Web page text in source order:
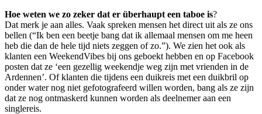
Hoe weten we zo zeker dat er überhaupt een taboe is?
Dat merk je aan alles. Vaak spreken mensen het direct uit als ze ons
bellen (“Ik ben een beetje bang dat ik allemaal mensen om me heen
heb die dan de hele tijd niets zeggen of zo.”). We zien het ook als
klanten een WeekendVibes bij ons geboekt hebben en op Facebook
posten dat ze ‘een gezellig weekendje weg zijn met vrienden in de
Ardennen’. Of klanten die tijdens een duikreis met een duikbril op
onder water nog niet gefotografeerd willen worden, bang als ze zijn
dat ze nog ontmaskerd kunnen worden als deelnemer aan een
singlereis.